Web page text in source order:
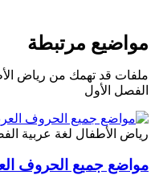
مواضيع مرتبطة
ملفات قد تهمك من رياض
الفصل الأول
رياض الأطفال لغة عربية
مواضع جميع الحروف